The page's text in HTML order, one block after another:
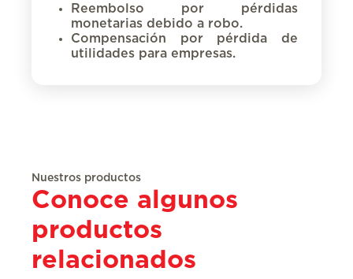
Reembolso por pérdidas
monetarias debido a robo.
Compensación por pérdida de
utilidades para empresas.
Nuestros productos
Conoce algunos
productos
relacionados